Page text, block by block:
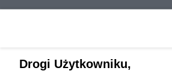
Drogi Użytkowniku,